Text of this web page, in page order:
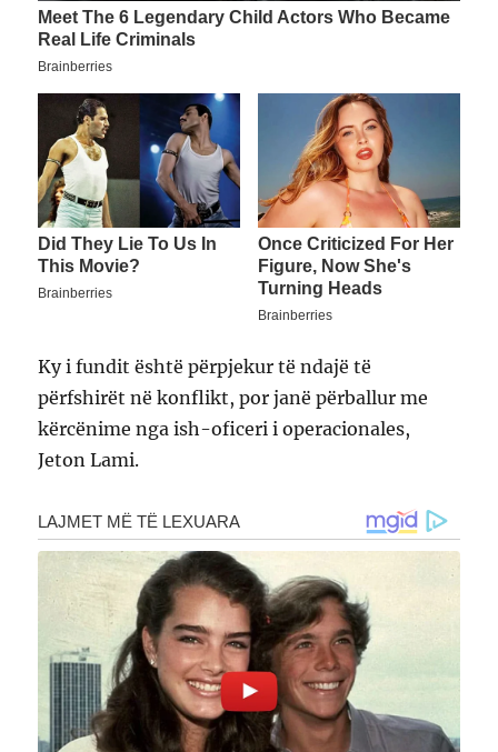
Ky i fundit është përpjekur të ndajë të
përfshirët në konflikt, por janë përballur me
kërcënime nga ish-oficeri i operacionales,
Jeton Lami.